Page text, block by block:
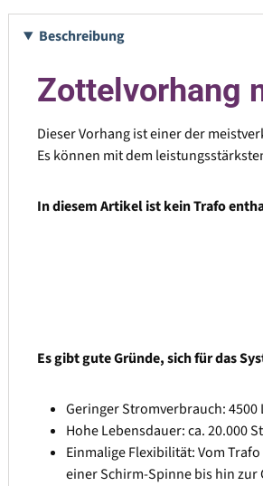
Beschreibung
Zottelvorhang
Dieser Vorhang ist einer der
Es können mit dem
In diesem Artikel ist kein Trafo
Es gibt gute Gründe, sich für das
Geringer Stromverbrauch: 4500
Hohe Lebensdauer: ca. 20.000
Einmalige Flexibilität: Vom
einer Schirm-Spinne bis hin zur